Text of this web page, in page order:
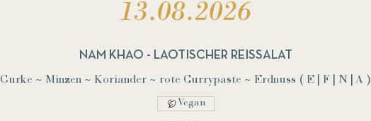
13.08.2026
NAM KHAO - LAOTISCHER REISSALAT
Gurke ~ Minzen ~ Koriander ~ rote Currypaste ~ Erdnuss ( E | F | N | A )
Vegan